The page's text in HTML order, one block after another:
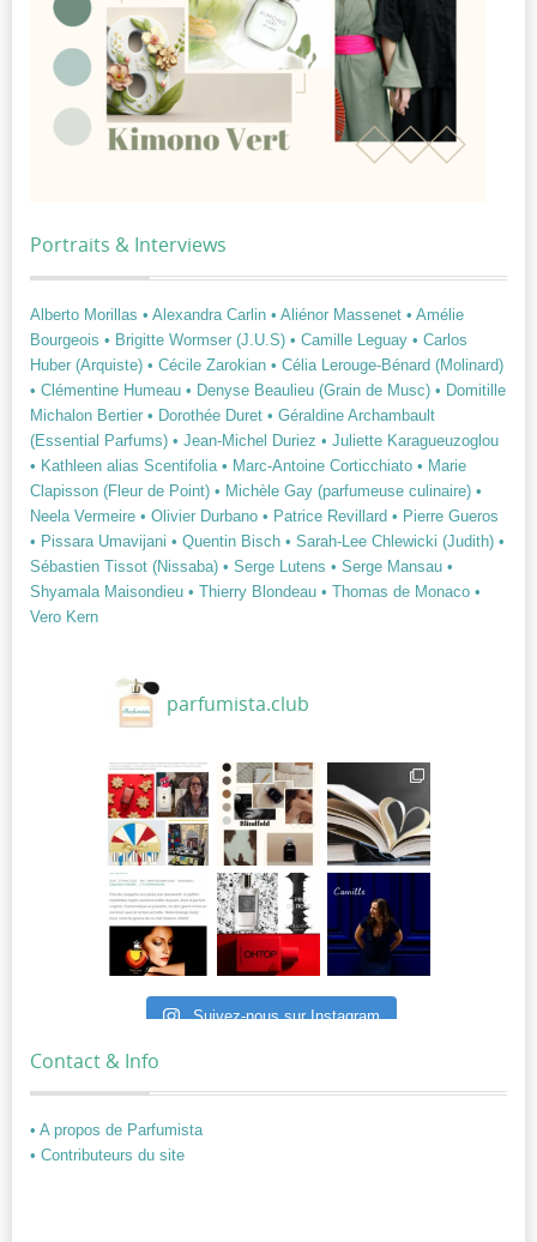
Portraits & Interviews
Alberto Morillas • Alexandra Carlin • Aliénor Massenet • Amélie
Bourgeois • Brigitte Wormser (J.U.S) • Camille Leguay • Carlos
Huber (Arquiste) • Cécile Zarokian • Célia Lerouge-Bénard (Molinard)
• Clémentine Humeau • Denyse Beaulieu (Grain de Musc) • Domitille
Michalon Bertier • Dorothée Duret • Géraldine Archambault
(Essential Parfums) • Jean-Michel Duriez • Juliette Karagueuzoglou
• Kathleen alias Scentifolia • Marc-Antoine Corticchiato • Marie
Clapisson (Fleur de Point) • Michèle Gay (parfumeuse culinaire) •
Neela Vermeire • Olivier Durbano • Patrice Revillard • Pierre Gueros
• Pissara Umavijani • Quentin Bisch • Sarah-Lee Chlewicki (Judith) •
Sébastien Tissot (Nissaba) • Serge Lutens • Serge Mansau •
Shyamala Maisondieu • Thierry Blondeau • Thomas de Monaco •
Vero Kern
parfumista.club
Suivez-nous sur Instagram
Contact & Info
• A propos de Parfumista
• Contributeurs du site